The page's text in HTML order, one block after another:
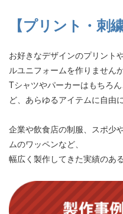
【プリント・刺繍
お好きなデザインのプリント
ルユニフォームを作りません
Tシャツやパーカーはもちろ
ど、あらゆるアイテムに自由
企業や飲食店の制服、スポ少
ムのワッペンなど、
幅広く製作してきた実績のあ